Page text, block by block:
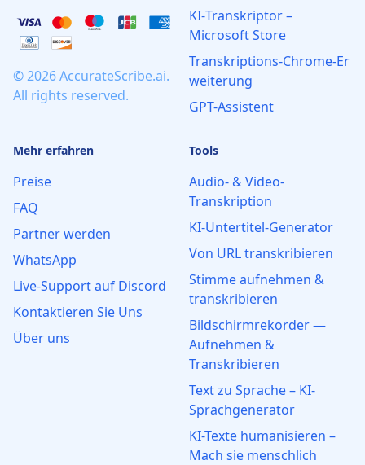
© 2026 AccurateScribe.ai.
All rights reserved.
KI‑Transkriptor –
Microsoft Store
Transkriptions‑Chrome‑Er
weiterung
GPT-Assistent
Mehr erfahren
Preise
FAQ
Partner werden
WhatsApp
Live‑Support auf Discord
Kontaktieren Sie Uns
Über uns
Tools
Audio- & Video-
Transkription
KI-Untertitel-Generator
Von URL transkribieren
Stimme aufnehmen &
transkribieren
Bildschirmrekorder —
Aufnehmen &
Transkribieren
Text zu Sprache – KI-
Sprachgenerator
KI-Texte humanisieren –
Mach sie menschlich